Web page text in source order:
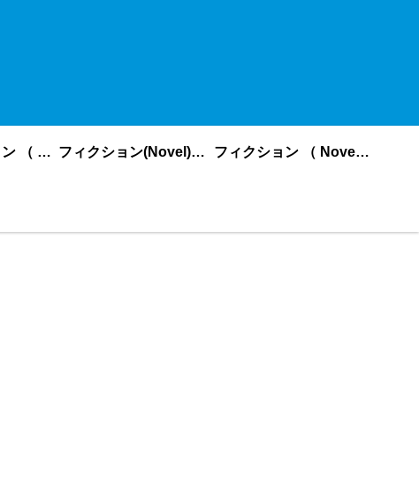
ノンフィクション （ nonfiction ） あいうえお順 フィクション(Novel)更新順 フィクション （ Novel ） あいうえお順